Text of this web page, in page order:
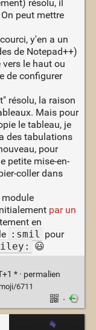
résolu, il
peut mettre
y'en a un
de Notepad++)
le haut ou
de configurer
résolu, la raison
Mais pour
le tableau, je
des tabulations
pour
petite mise-en-
coller dans
module
par un
en
:smil
pour
😃
* · permalien
6711
·